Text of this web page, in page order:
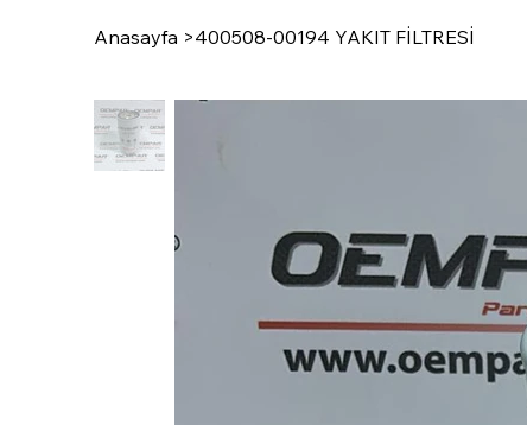
Anasayfa >400508-00194 YAKIT FİLTRESİ